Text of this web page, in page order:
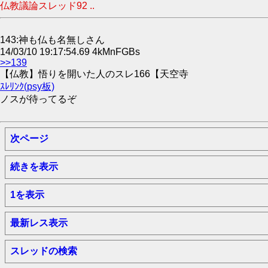
仏教議論スレッド92 ..
143:神も仏も名無しさん
14/03/10 19:17:54.69 4kMnFGBs
>>139
【仏教】悟りを開いた人のスレ166【天空寺
ｽﾚﾘﾝｸ(psy板)
ノスが待ってるぞ
次ページ
続きを表示
1を表示
最新レス表示
スレッドの検索